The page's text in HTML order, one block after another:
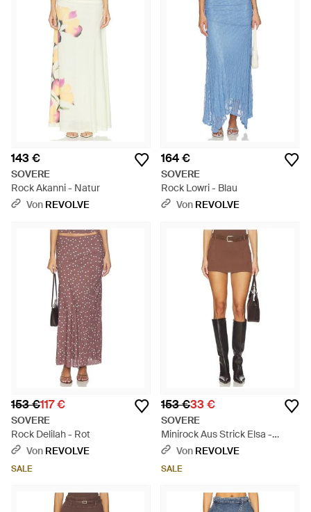
143 €
SOVERE
Rock Akanni - Natur
Von REVOLVE
164 €
SOVERE
Rock Lowri - Blau
Von REVOLVE
153 €117 €
SOVERE
Rock Delilah - Rot
Von REVOLVE
SALE
153 €33 €
SOVERE
Minirock Aus Strick Elsa -
Mehrfarbig
Von REVOLVE
SALE